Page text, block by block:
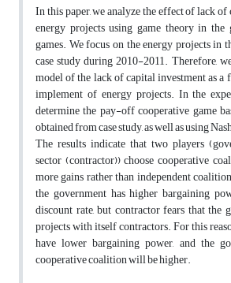
In this paper, we analyze the effect of lack
energy projects using game theory in the
games. We focus on the energy projects in
case study during 2010-2011. Therefore,
model of the lack of capital investment as
implement of energy projects. In the
determine the pay-off cooperative game
obtained from case study, as well as using
The results indicate that two players
sector (contractor)) choose cooperative
more gains rather than independent
the government has higher bargaining
discount rate, but contractor fears that the
projects with itself contractors. For this
have lower bargaining power, and the
cooperative coalition will be higher.